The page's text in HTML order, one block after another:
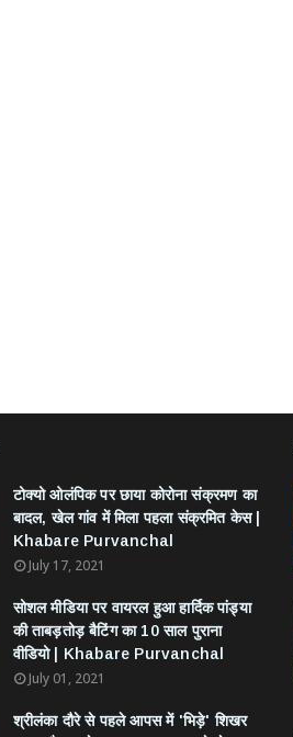
टोक्यो ओलंपिक पर छाया कोरोना संक्रमण का
बादल, खेल गांव में मिला पहला संक्रमित केस |
Khabare Purvanchal
July 17, 2021
सोशल मीडिया पर वायरल हुआ हार्दिक पांड्या
की ताबड़तोड़ बैटिंग का 10 साल पुराना
वीडियो | Khabare Purvanchal
July 01, 2021
श्रीलंका दौरे से पहले आपस में 'भिड़े' शिखर